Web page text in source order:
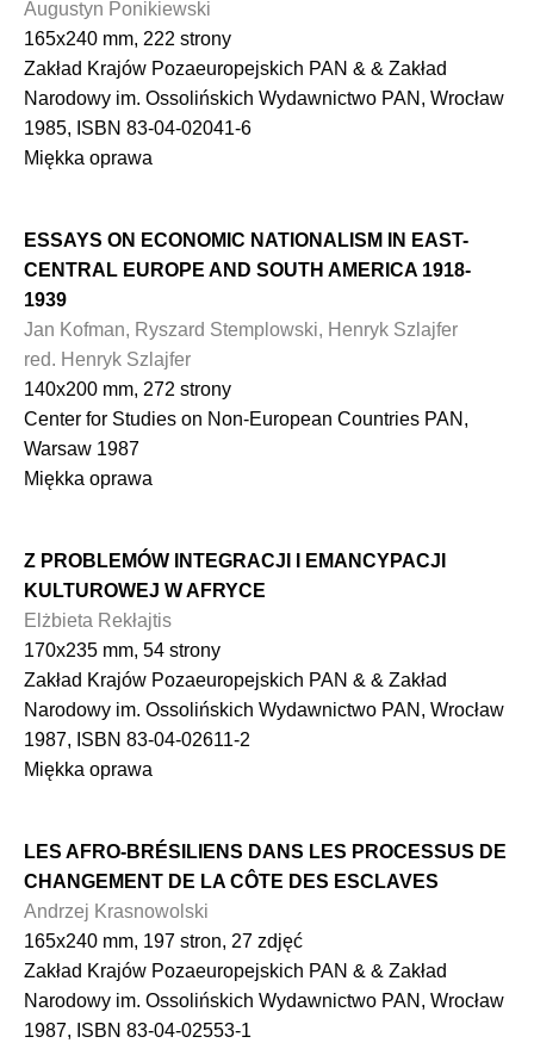
Augustyn Ponikiewski
165x240 mm, 222 strony
Zakład Krajów Pozaeuropejskich PAN & & Zakład
Narodowy im. Ossolińskich Wydawnictwo PAN, Wrocław
1985, ISBN 83-04-02041-6
Miękka oprawa
ESSAYS ON ECONOMIC NATIONALISM IN EAST-
CENTRAL EUROPE AND SOUTH AMERICA 1918-
1939
Jan Kofman, Ryszard Stemplowski, Henryk Szlajfer
red. Henryk Szlajfer
140x200 mm, 272 strony
Center for Studies on Non-European Countries PAN,
Warsaw 1987
Miękka oprawa
Z PROBLEMÓW INTEGRACJI I EMANCYPACJI
KULTUROWEJ W AFRYCE
Elżbieta Rekłajtis
170x235 mm, 54 strony
Zakład Krajów Pozaeuropejskich PAN & & Zakład
Narodowy im. Ossolińskich Wydawnictwo PAN, Wrocław
1987, ISBN 83-04-02611-2
Miękka oprawa
LES AFRO-BRÉSILIENS DANS LES PROCESSUS DE
CHANGEMENT DE LA CÔTE DES ESCLAVES
Andrzej Krasnowolski
165x240 mm, 197 stron, 27 zdjęć
Zakład Krajów Pozaeuropejskich PAN & & Zakład
Narodowy im. Ossolińskich Wydawnictwo PAN, Wrocław
1987, ISBN 83-04-02553-1